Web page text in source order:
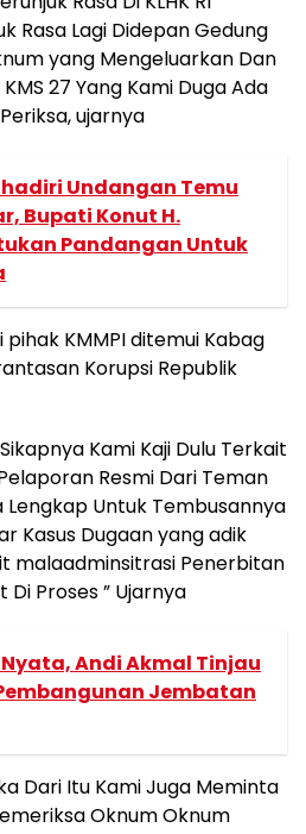
Rasa Lagi Didepan Gedung
yang Mengeluarkan Dan
27 Yang Kami Duga Ada
ujarnya
Undangan Temu
Bupati Konut H.
Pandangan Untuk
pihak KMMPI ditemui Kabag
Korupsi Republik
Kami Kaji Dulu Terkait
Resmi Dari Teman
Untuk Tembusannya
Kasus Dugaan yang adik
malaadminsitrasi Penerbitan
Di Proses ” Ujarnya
Andi Akmal Tinjau
Jembatan
Dari Itu Kami Juga Meminta
Oknum Oknum